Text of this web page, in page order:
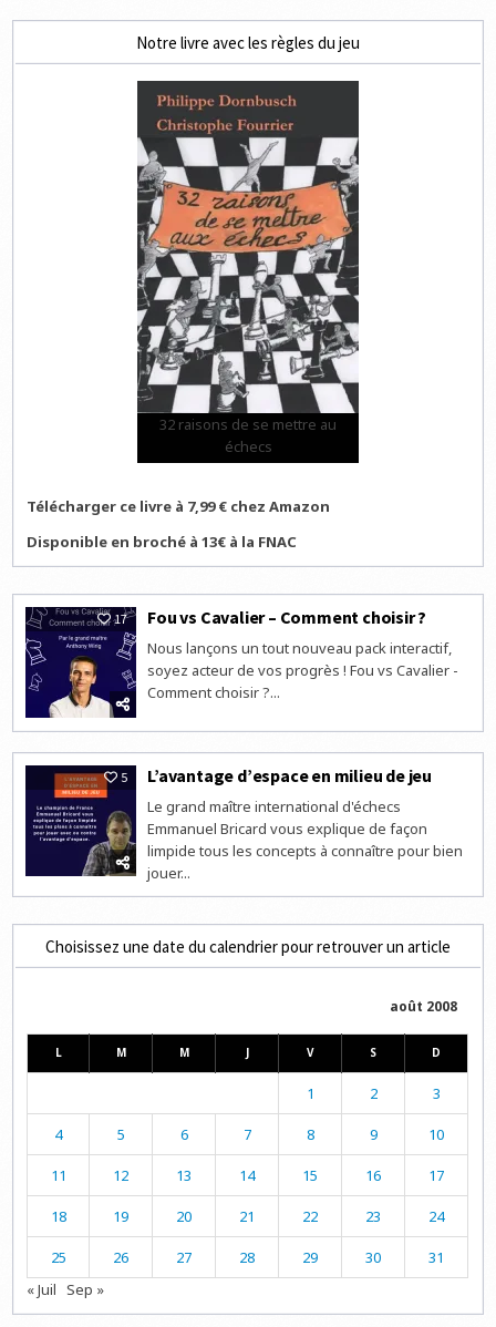
Notre livre avec les règles du jeu
32 raisons de se mettre au
échecs
Télécharger ce livre à 7,99 € chez Amazon
Disponible en broché à 13€ à la FNAC
17 Fou vs Cavalier – Comment choisir ?
Nous lançons un tout nouveau pack interactif,
soyez acteur de vos progrès ! Fou vs Cavalier -
Comment choisir ?...
5 L’avantage d’espace en milieu de jeu
Le grand maître international d'échecs
Emmanuel Bricard vous explique de façon
limpide tous les concepts à connaître pour bien
jouer...
Choisissez une date du calendrier pour retrouver un article
août 2008
L M M J V S D
1 2 3
4 5 6 7 8 9 10
11 12 13 14 15 16 17
18 19 20 21 22 23 24
25 26 27 28 29 30
31
« Juil Sep »